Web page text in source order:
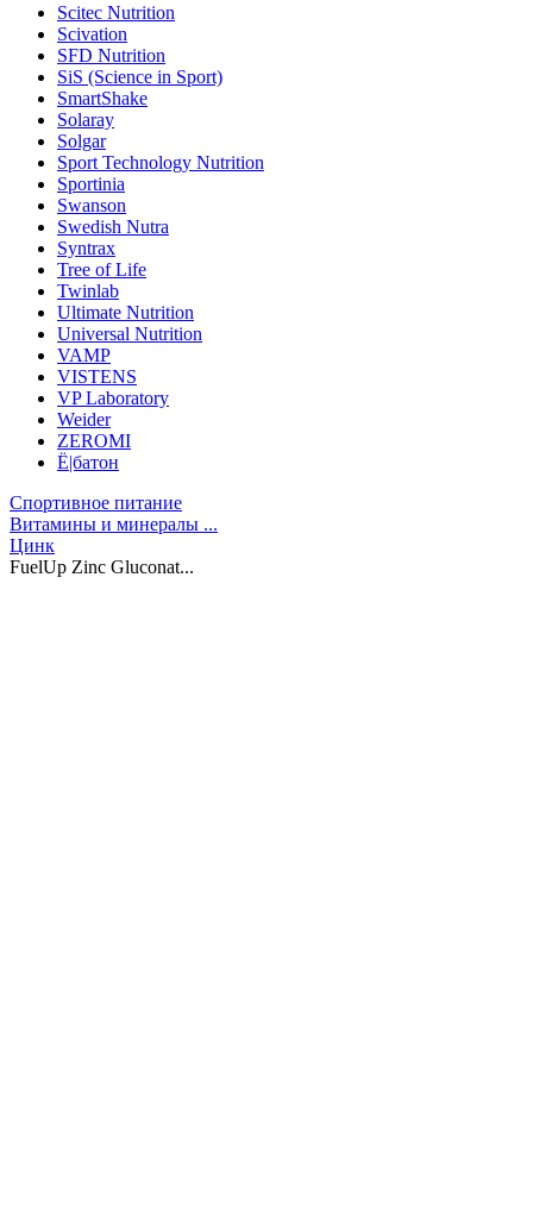
Scitec Nutrition
Scivation
SFD Nutrition
SiS (Science in Sport)
SmartShake
Solaray
Solgar
Sport Technology Nutrition
Sportinia
Swanson
Swedish Nutra
Syntrax
Tree of Life
Twinlab
Ultimate Nutrition
Universal Nutrition
VAMP
VISTENS
VP Laboratory
Weider
ZEROMI
Ё|батон
Спортивное питание
Витамины и минералы ...
Цинк
FuelUp Zinc Gluconat...